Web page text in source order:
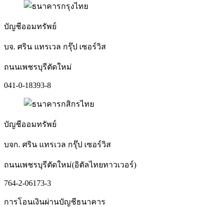
บัญชีออมทรัพย์
บจ. ศริน แทรเวล กรุ๊ป เซอร์วิส
ถนนเพชรบุรีตัดใหม่
041-0-18393-8
บัญชีออมทรัพย์
บจก. ศริน แทรเวล กรุ๊ป เซอร์วิส
ถนนเพชรบุรีตัดใหม่(อิตัลไทยทาวเวอร์)
764-2-06173-3
การโอนเงินผ่านบัญชีธนาคาร